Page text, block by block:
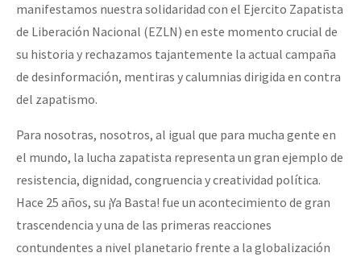
manifestamos nuestra solidaridad con el Ejercito Zapatista
de Liberación Nacional (EZLN) en este momento crucial de
su historia y rechazamos tajantemente la actual campaña
de desinformación, mentiras y calumnias dirigida en contra
del zapatismo.
Para nosotras, nosotros, al igual que para mucha gente en
el mundo, la lucha zapatista representa un gran ejemplo de
resistencia, dignidad, congruencia y creatividad política.
Hace 25 años, su ¡Ya Basta! fue un acontecimiento de gran
trascendencia y una de las primeras reacciones
contundentes a nivel planetario frente a la globalización